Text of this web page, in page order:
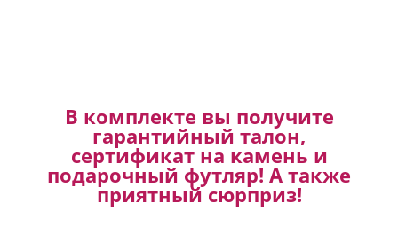
В комплекте вы получите
гарантийный талон,
сертификат на камень и
подарочный футляр! А также
приятный сюрприз!